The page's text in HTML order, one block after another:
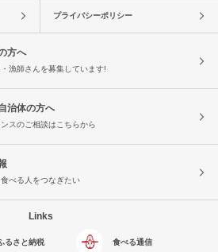
プライバシーポリシー
方へ
漁師さんを募集しています!
治体の方へ
スのご相談はこちらから
べる人をつなぎたい
Links
るさと納税 食べる通信